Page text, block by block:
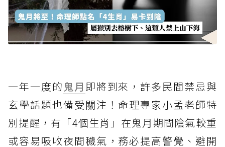
一年一度的鬼月 即將到來，許多民間禁忌與
玄學話題也備受關注！命理專家小孟老師特
別提醒，有「4個生肖」在鬼月期間陰氣較重
或容易吸收夜間穢氣，務必提高警覺、避開